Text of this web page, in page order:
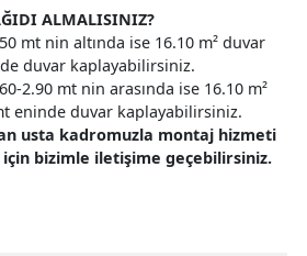
ALMALISINIZ?
mt nin altında ise 16.10 m² duvar
duvar kaplayabilirsiniz.
2.90 mt nin arasında ise 16.10 m²
eninde duvar kaplayabilirsiniz.
usta kadromuzla montaj hizmeti
bizimle iletişime geçebilirsiniz.